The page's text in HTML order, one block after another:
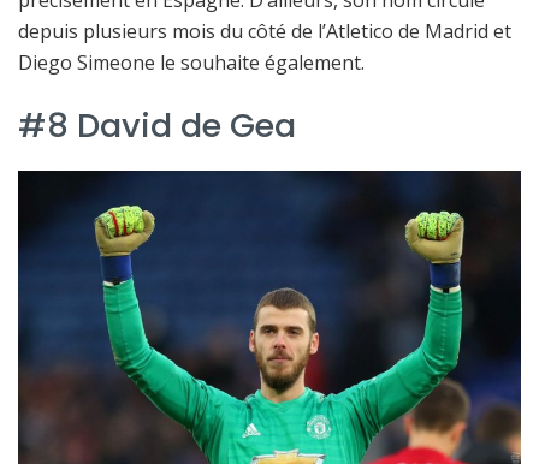
depuis plusieurs mois du côté de l’Atletico de Madrid et
Diego Simeone le souhaite également.
#8 David de Gea